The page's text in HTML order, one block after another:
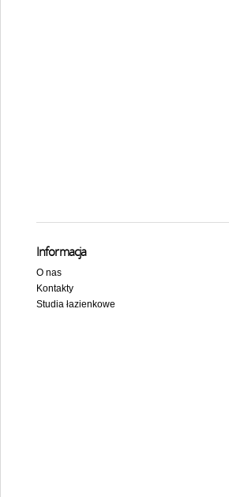
Informacja
O nas
Kontakty
Studia łazienkowe